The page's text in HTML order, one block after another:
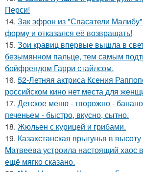
Перси!
14. Зак эфрон из "Спасатели
форму и отказался её возвращать!
15. Зои кравиц впервые вышла в
безымянном пальце, тем самым
бойфрендом Гарри стайлсом.
16. 52-Летняя актриса Ксения
российском кино нет места для
17. Детское меню - творожно -
печеньем - быстро, вкусно, сытно.
18. Жюльен с курицей и грибами.
19. Казахстанская прыгунья в
Матвеева устроила настоящий хаос
ещё мягко сказано.